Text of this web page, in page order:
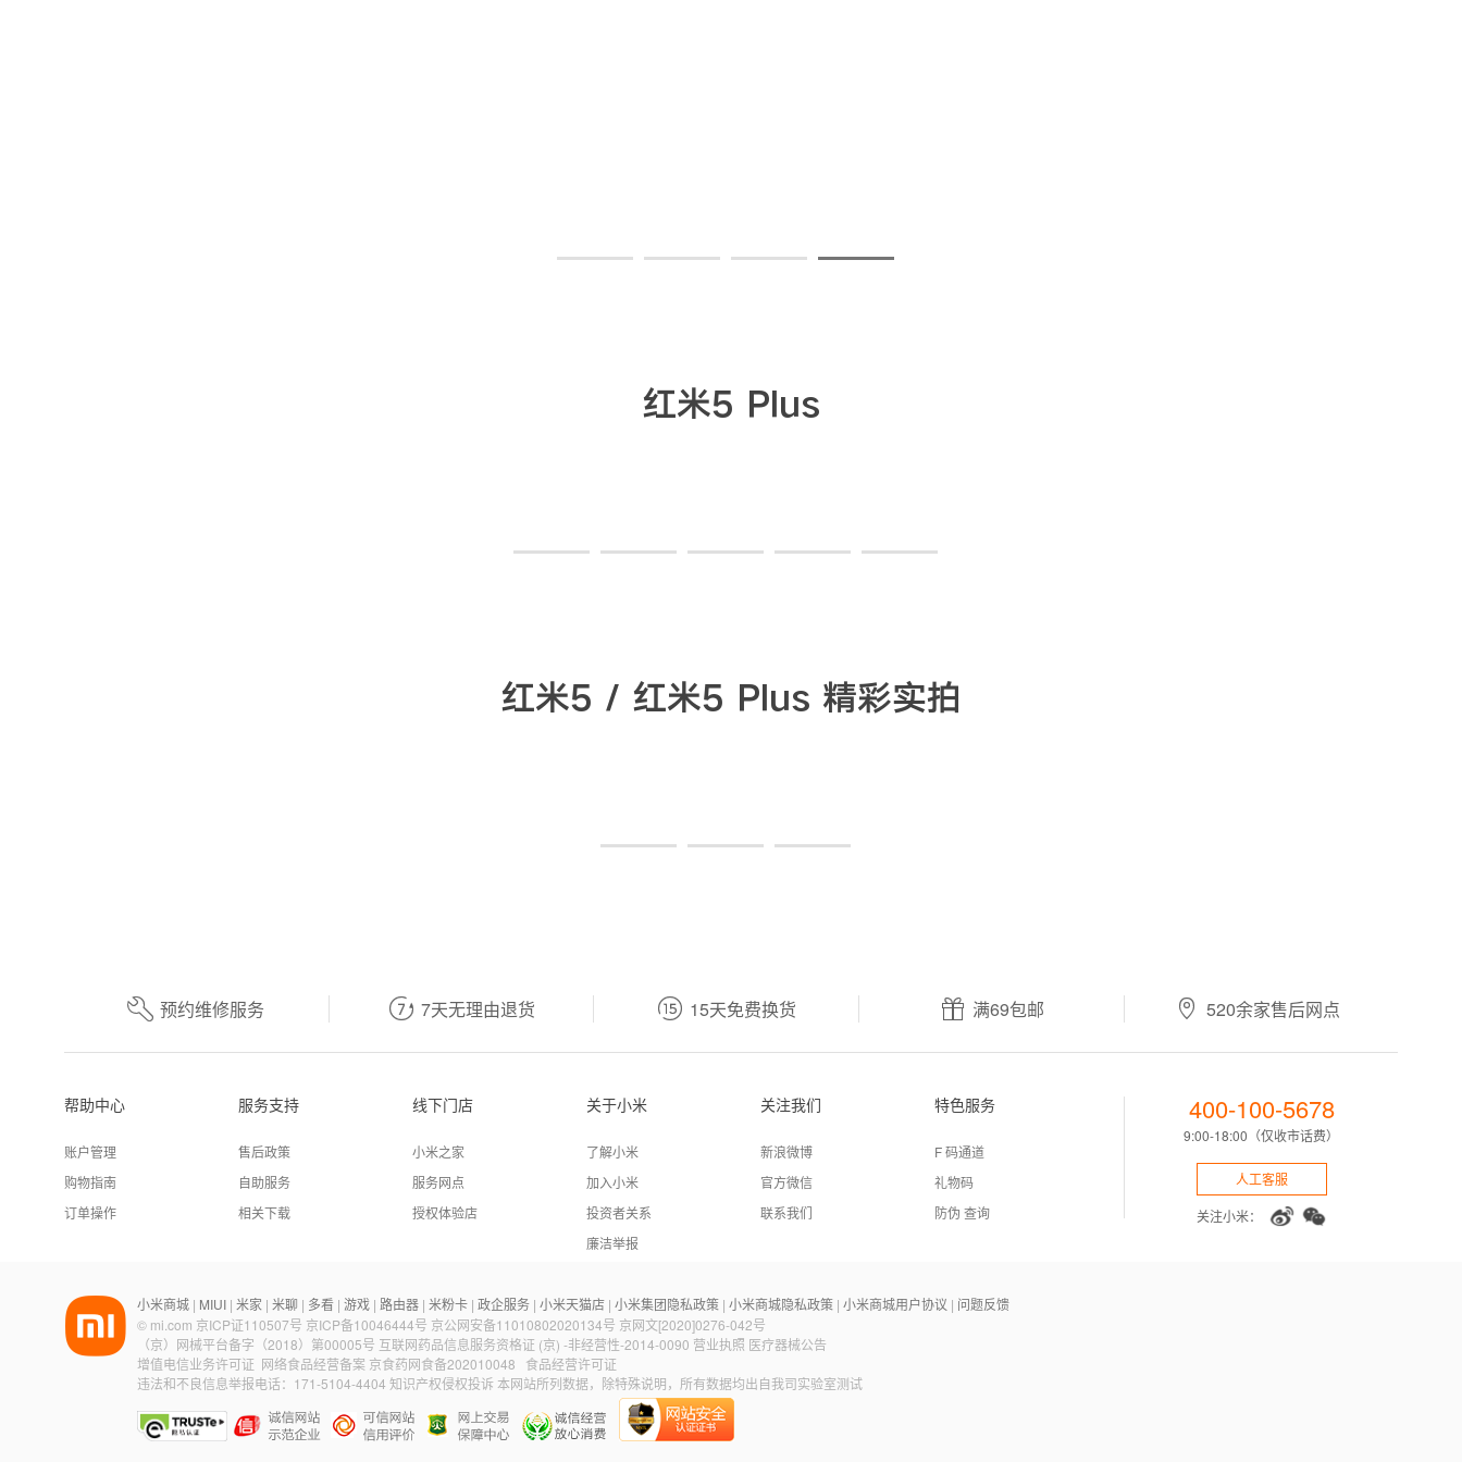
红米5 Plus
红米5 / 红米5 Plus 精彩实拍
 预约维修服务  7天无理由退货  15天免费换货  满69包邮  520余家售后网点
帮助中心
账户管理
购物指南
订单操作
服务支持
售后政策
自助服务
相关下载
线下门店
小米之家
服务网点
授权体验店
关于小米
了解小米
加入小米
投资者关系
廉洁举报
关注我们
新浪微博
官方微信
联系我们
特色服务
F 码通道
礼物码
防伪 查询
400-100-5678
9:00-18:00（仅收市话费）
人工客服
关注小米：
小米商城 | MIUI | 米家 | 米聊 | 多看 | 游戏 | 路由器 | 米粉卡 | 政企服务 | 小米天猫店 | 小米集团隐私政策 | 小米商城隐私政策 | 小米商城用户协议 | 问题反馈
© mi.com 京ICP证110507号 京ICP备10046444号 京公网安备11010802020134号 京网文[2020]0276-042号
（京）网械平台备字（2018）第00005号 互联网药品信息服务资格证 (京) -非经营性-2014-0090 营业执照 医疗器械公告
增值电信业务许可证 网络食品经营备案 京食药网食备202010048 食品经营许可证
违法和不良信息举报电话：171-5104-4404 知识产权侵权投诉 本网站所列数据，除特殊说明，所有数据均出自我司实验室测试